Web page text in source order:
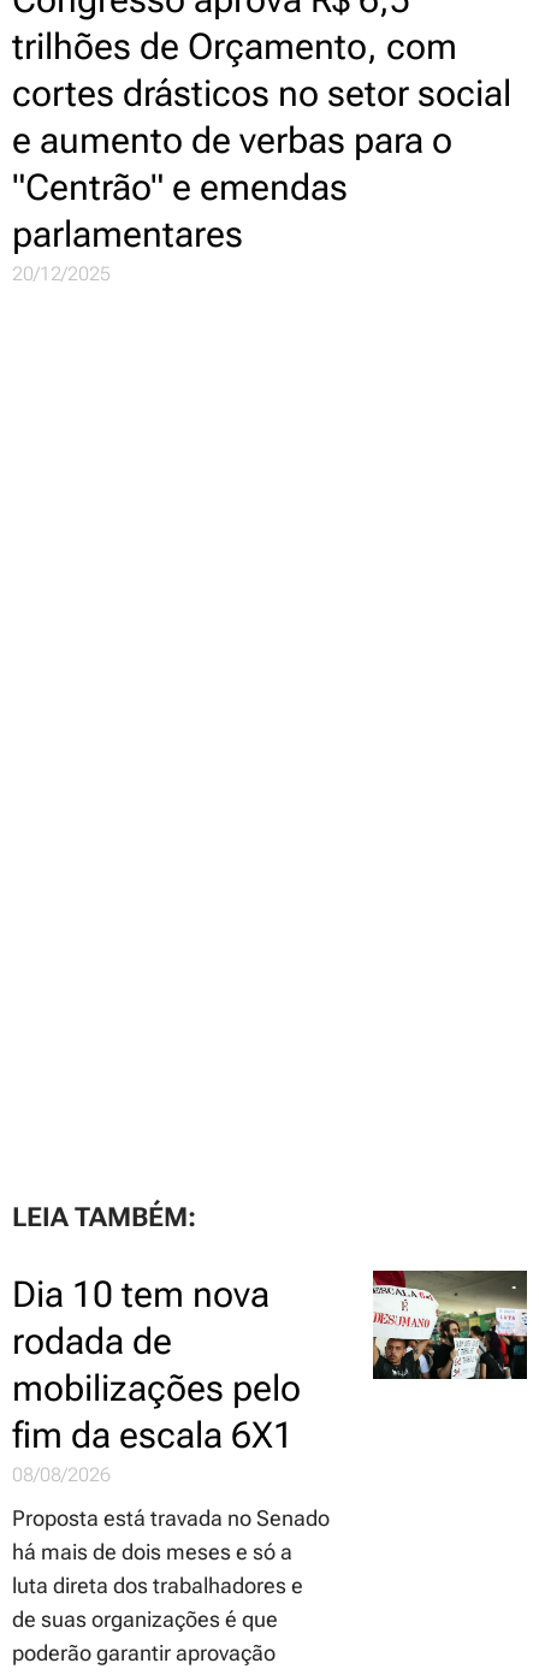
trilhões de Orçamento, com
cortes drásticos no setor social
e aumento de verbas para o
"Centrão" e emendas
parlamentares
20/12/2025
LEIA TAMBÉM:
Dia 10 tem nova
rodada de
mobilizações pelo
fim da escala 6X1
08/08/2026
Proposta está travada no Senado
há mais de dois meses e só a
luta direta dos trabalhadores e
de suas organizações é que
poderão garantir aprovação